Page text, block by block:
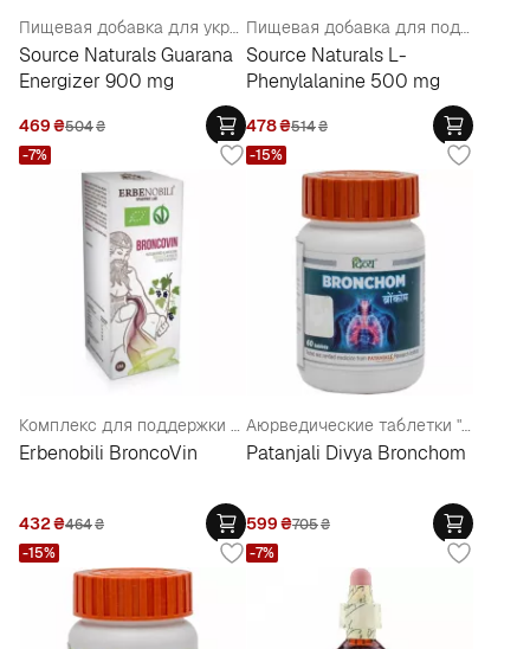
Пищевая добавка для укрепления центральной нервной системы " Гуарана" 900 мг
Source Naturals Guarana
Energizer 900 mg
469₴504₴
Пищевая добавка для поддержания нервной системы "L-Фенилаланин" 500 мг
Source Naturals L-
Phenylalanine 500 mg
478₴514₴
Комплекс для поддержки дыхательной системы, в каплях
Erbenobili BroncoVin
432₴464₴
-7%
Аюрведические таблетки "Бронхом" для поддержки дыхательной системы
Patanjali Divya Bronchom
599₴705₴
-15%
-15% -7%